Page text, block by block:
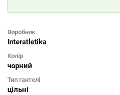
Виробник
Interatletika
Колір
чорний
Тип гантелі
цільні